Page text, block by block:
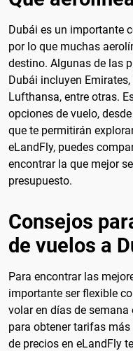
Dubái es un importante
por lo que muchas
destino. Algunas de las
Dubái incluyen
Lufthansa, entre otras.
opciones de vuelo,
que te permitirán
eLandFly, puedes
encontrar la que mejor
presupuesto.
Consejos
de vuelos a
Para encontrar las
importante ser flexible
volar en días de
para obtener tarifas
de precios en eLandFly